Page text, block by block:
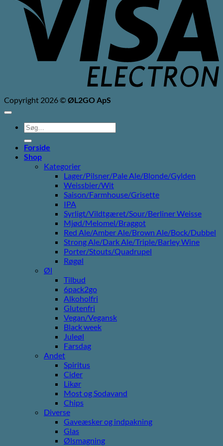
Copyright 2026 ©ØL2GO ApS
Søg
efter:
Forside
Shop
Kategorier
Lager/Pilsner/Pale Ale/Blonde/Gylden
Weissbier/Wit
Saison/Farmhouse/Grisette
IPA
Syrligt/Vildtgæret/Sour/Berliner Weisse
Mjød/Melomel/Braggot
Red Ale/Amber Ale/Brown Ale/Bock/Dubbel
Strong Ale/Dark Ale/Triple/Barley Wine
Porter/Stouts/Quadrupel
Røgøl
Øl
Tilbud
6pack2go
Alkoholfri
Glutenfri
Vegan/Vegansk
Black week
Juleøl
Farsdag
Andet
Spiritus
Cider
Likør
Most og Sodavand
Chips
Diverse
Gaveæsker og indpakning
Glas
Ølsmagning